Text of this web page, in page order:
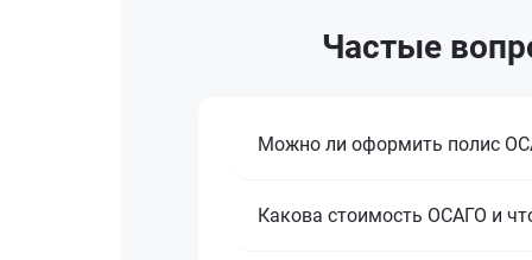
Частые
Можно ли оформить полис
Какова стоимость ОСАГО и